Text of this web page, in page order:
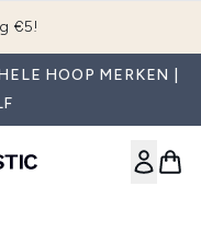
€5!
HOOP MERKEN |